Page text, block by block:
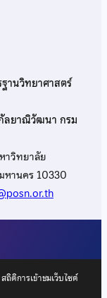
านวิทยาศาสตร์
ลยาณิวัฒนา กรม
าวิทยาลัย
หานคร 10330
ถิติการเข้าชมเว็บไซต์